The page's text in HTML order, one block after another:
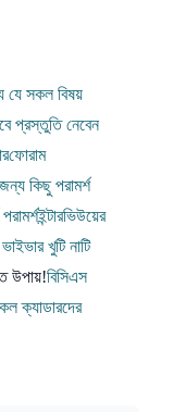
যে সকল বিষয়
প্রস্তুতি নেবেন
ফোরাম
কিছু পরামর্শ
ইন্টারভিউয়ের
খুটি নাটি
উপায়!বিসিএস
ক্যাডারদের